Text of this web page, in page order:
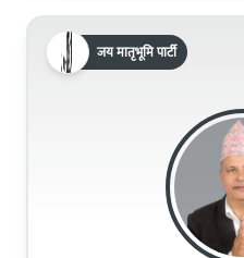
जय मातृभूमि पार्टी